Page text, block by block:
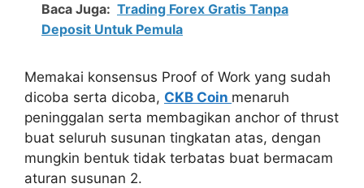
Baca Juga: Trading Forex Gratis Tanpa
Deposit Untuk Pemula
Memakai konsensus Proof of Work yang sudah
dicoba serta dicoba, CKB Coin menaruh
peninggalan serta membagikan anchor of thrust
buat seluruh susunan tingkatan atas, dengan
mungkin bentuk tidak terbatas buat bermacam
aturan susunan 2.